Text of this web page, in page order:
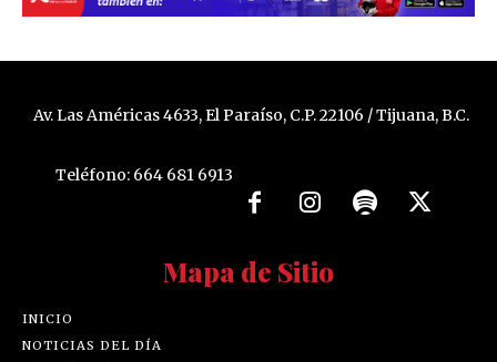
Av. Las Américas 4633, El Paraíso, C.P. 22106 / Tijuana, B.C.
Teléfono: 664 681 6913
Mapa de Sitio
INICIO
NOTICIAS DEL DÍA